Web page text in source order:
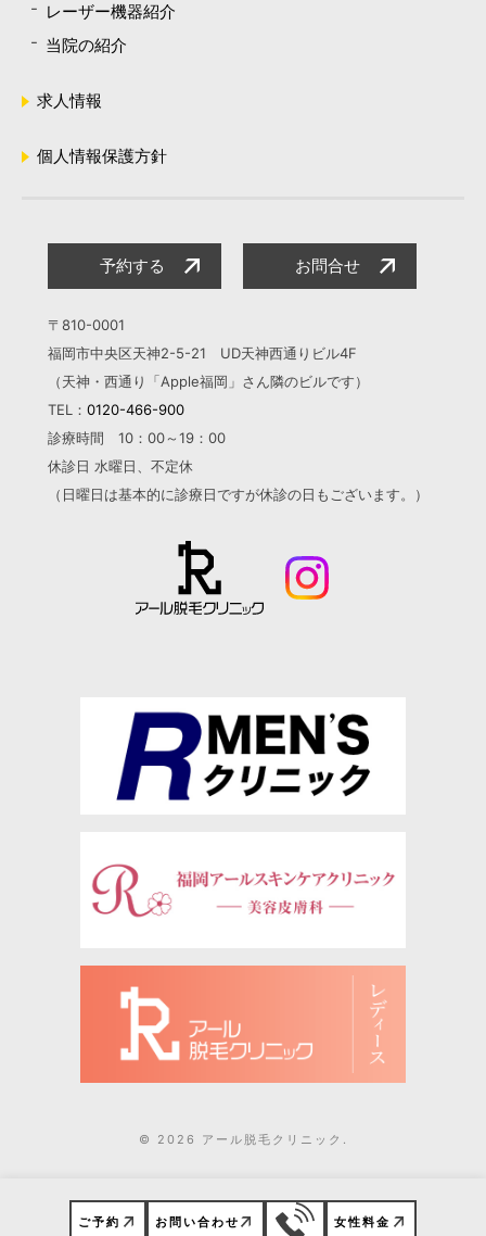
ご予約 お問い合わせ 女性料金
レーザー機器紹介
当院の紹介
求人情報
個人情報保護方針
予約する お問合せ
〒810-0001
福岡市中央区天神2-5-21 UD天神西通りビル4F
（天神・西通り「Apple福岡」さん隣のビルです）
TEL： 0120-466-900
診療時間 10：00～19：00
休診日 水曜日、不定休
（日曜日は基本的に診療日ですが休診の日もございます。）
© 2026 アール脱毛クリニック.